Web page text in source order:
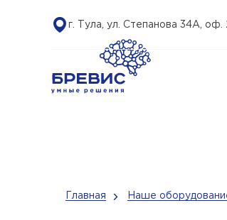
г. Тула, ул. Степанова 34А, оф.
Главная Наше